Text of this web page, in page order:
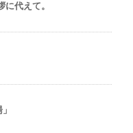
代えて。